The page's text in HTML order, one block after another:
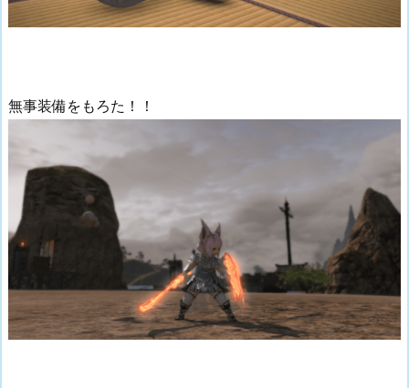
無事装備をもろた！！